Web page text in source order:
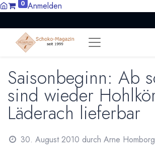
0 Anmelden
Saisonbeginn: Ab
sind wieder
Läderach lieferbar
30. August 2010 durch Arne Homborg